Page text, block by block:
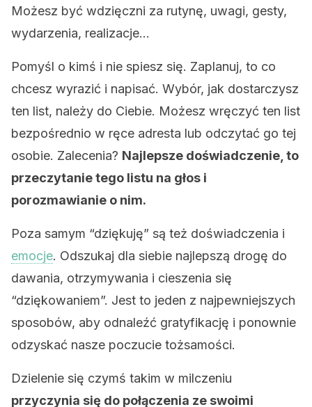
Możesz być wdzięczni za rutynę, uwagi, gesty,
wydarzenia, realizacje…
Pomyśl o kimś i nie spiesz się. Zaplanuj, to co
chcesz wyrazić i napisać. Wybór, jak dostarczysz
ten list, należy do Ciebie. Możesz wręczyć ten list
bezpośrednio w ręce adresta lub odczytać go tej
osobie. Zalecenia? Najlepsze doświadczenie, to
przeczytanie tego listu na głos i
porozmawianie o nim.
Poza samym “dziękuję” są też doświadczenia i
emocje. Odszukaj dla siebie najlepszą drogę do
dawania, otrzymywania i cieszenia się
“dziękowaniem”. Jest to jeden z najpewniejszych
sposobów, aby odnaleźć gratyfikację i ponownie
odzyskać nasze poczucie tożsamości.
Dzielenie się czymś takim w milczeniu
przyczynia się do połączenia ze swoimi